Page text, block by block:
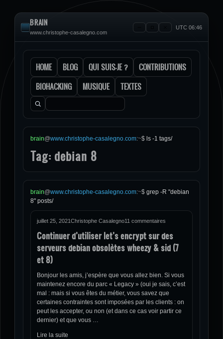
BRAIN
www.christophe-casalegno.com
UTC 06:46
HOME BLOG QUI SUIS-JE ?
CONTRIBUTIONS
BIOHACKING
MUSIQUE TEXTES
Rechercher :
brain@www.christophe-casalegno.com:~$ ls -1 tags/
Tag: debian 8
brain@www.christophe-casalegno.com:~$ grep -R "debian
8" posts/
juillet 25, 2021Christophe Casalegno11 commentaires
Continuer d’utiliser let’s encrypt sur des
serveurs debian obsolètes wheezy & sid (7
et 8)
Bonjour les amis, j’espère que vous allez bien. Si vous
maintenez encore du parc « Legacy » (oui je sais, c’est
mal : mais si vous êtes du métier, vous savez que
certaines contraintes sont imposées par les clients : on
peut les accepter, ou non (et dans ce cas voir partir ce
dernier) et que vous …
Lire la suite